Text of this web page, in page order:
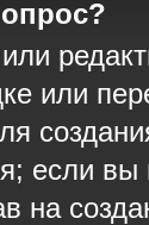
или
если
на